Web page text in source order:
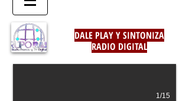
DALE PLAY Y SINTONIZA
RADIO DIGITAL
1/15